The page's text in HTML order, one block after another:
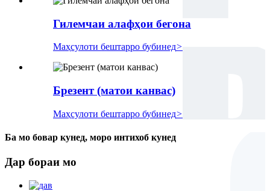
Гилемчаи алафҳои бегона
Маҳсулоти бештарро бубинед>
Брезент (матои канвас)
Маҳсулоти бештарро бубинед>
Ба мо бовар кунед, моро интихоб кунед
Дар бораи мо